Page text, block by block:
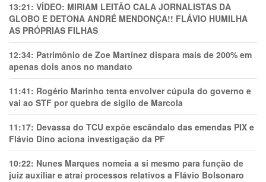
13:21: VÍDEO: MIRIAM LEITÃO CALA JORNALISTAS DA
GLOBO E DETONA ANDRÉ MENDONÇA!! FLÁVIO HUMILHA
AS PRÓPRIAS FILHAS
12:34: Patrimônio de Zoe Martínez dispara mais de 200% em
apenas dois anos no mandato
11:41: Rogério Marinho tenta envolver cúpula do governo e
vai ao STF por quebra de sigilo de Marcola
11:17: Devassa do TCU expõe escândalo das emendas PIX e
Flávio Dino aciona investigação da PF
10:22: Nunes Marques nomeia a si mesmo para função de
juiz auxiliar e atrai processos relativos a Flávio Bolsonaro